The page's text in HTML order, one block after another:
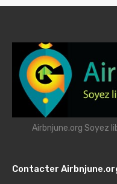
Airbnjune.org Soyez
Contacter